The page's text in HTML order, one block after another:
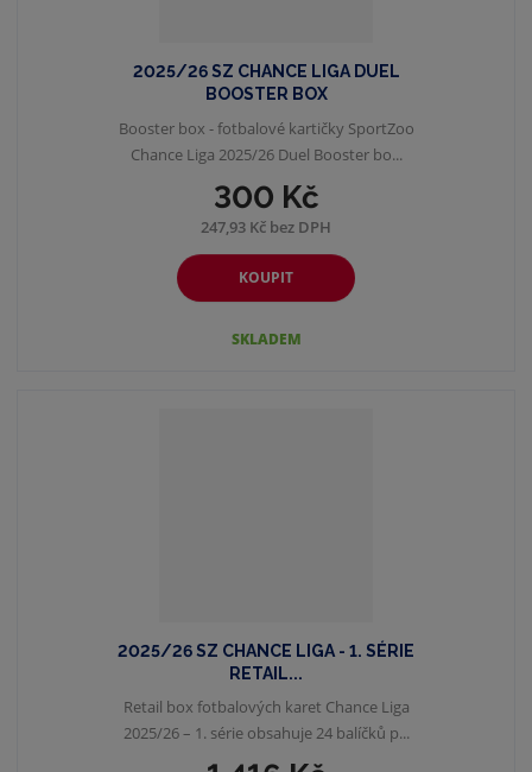
2025/26 SZ CHANCE LIGA DUEL
BOOSTER BOX
300 Kč
247,93 Kč bez DPH
KOUPIT
SKLADEM
Booster box - fotbalové kartičky SportZoo
Chance Liga 2025/26 Duel Booster bo...
2025/26 SZ CHANCE LIGA - 1. SÉRIE
RETAIL...
Retail box fotbalových karet Chance Liga
2025/26 – 1. série obsahuje 24 balíčků p...